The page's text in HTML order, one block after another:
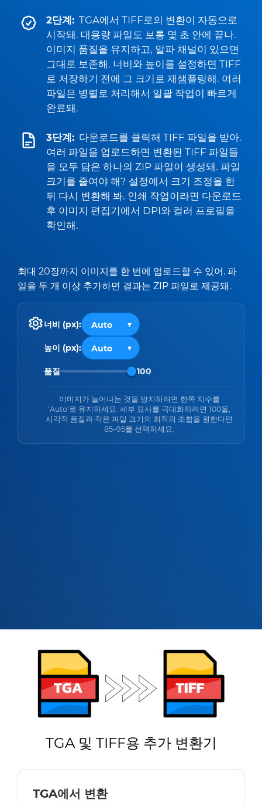
2단계: TGA에서 TIFF로의 변환이 자동으로
시작돼. 대용량 파일도 보통 몇 초 안에 끝나.
이미지 품질을 유지하고, 알파 채널이 있으면
그대로 보존해. 너비와 높이를 설정하면 TIFF
로 저장하기 전에 그 크기로 재샘플링해. 여러
파일은 병렬로 처리해서 일괄 작업이 빠르게
완료돼.
3단계: 다운로드를 클릭해 TIFF 파일을 받아.
여러 파일을 업로드하면 변환된 TIFF 파일들
을 모두 담은 하나의 ZIP 파일이 생성돼. 파일
크기를 줄여야 해? 설정에서 크기 조정을 한
뒤 다시 변환해 봐. 인쇄 작업이라면 다운로드
후 이미지 편집기에서 DPI와 컬러 프로필을
확인해.
최대 20장까지 이미지를 한 번에 업로드할 수 있어. 파
일을 두 개 이상 추가하면 결과는 ZIP 파일로 제공돼.
너비 (px):
높이 (px):
품질 100
이미지가 늘어나는 것을 방지하려면 한쪽 치수를
'Auto'로 유지하세요. 세부 묘사를 극대화하려면 100을,
시각적 품질과 작은 파일 크기의 최적의 조합을 원한다면
85–95를 선택하세요.
TGA 및 TIFF용 추가 변환기
TGA에서 변환